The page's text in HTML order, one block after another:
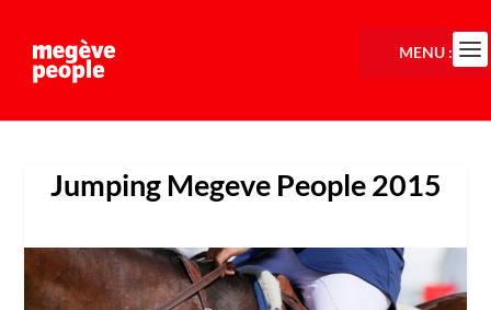
Jumping Megeve People 2015
MENU :